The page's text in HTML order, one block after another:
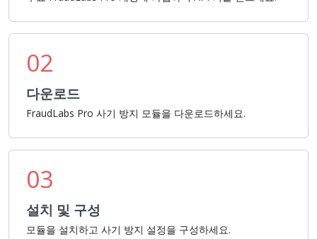
02
다운로드
FraudLabs Pro 사기 방지 모듈을 다운로드하세요.
03
설치 및 구성
모듈을 설치하고 사기 방지 설정을 구성하세요.